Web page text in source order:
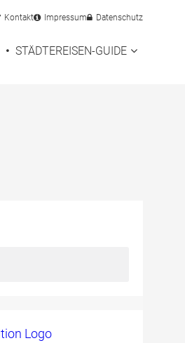
Kontakt Impressum Datenschutz
STÄDTEREISEN-GUIDE